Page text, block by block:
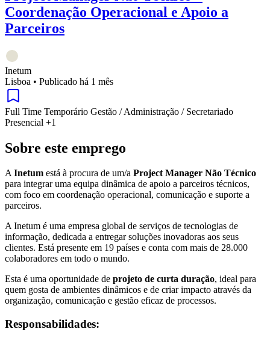
Coordenação Operacional e Apoio a
Parceiros
Inetum
Lisboa • Publicado há 1 mês
Full Time Temporário Gestão / Administração / Secretariado
Presencial +1
Sobre este emprego
AInetum está à procura de um/a Project Manager Não Técnico
para integrar uma equipa dinâmica de apoio a parceiros técnicos,
com foco em coordenação operacional, comunicação e suporte a
parceiros.
A Inetum é uma empresa global de serviços de tecnologias de
informação, dedicada a entregar soluções inovadoras aos seus
clientes. Está presente em 19 países e conta com mais de 28.000
colaboradores em todo o mundo.
Esta é uma oportunidade de projeto de curta duração, ideal para
quem gosta de ambientes dinâmicos e de criar impacto através da
organização, comunicação e gestão eficaz de processos.
Responsabilidades: